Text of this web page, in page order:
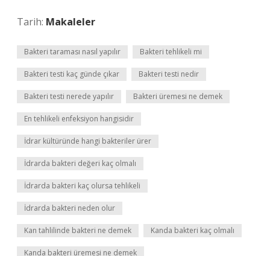
Tarih: Makaleler
Bakteri taraması nasıl yapılır Bakteri tehlikeli mi
Bakteri testi kaç günde çıkar Bakteri testi nedir
Bakteri testi nerede yapılır Bakteri üremesi ne demek
En tehlikeli enfeksiyon hangisidir
İdrar kültüründe hangi bakteriler ürer
İdrarda bakteri değeri kaç olmalı
İdrarda bakteri kaç olursa tehlikeli
İdrarda bakteri neden olur
Kan tahlilinde bakteri ne demek Kanda bakteri kaç olmalı
Kanda bakteri üremesi ne demek